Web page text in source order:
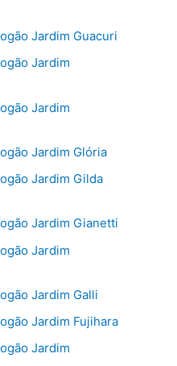
Jardim Guacuri
Jardim
Jardim
Jardim Glória
Jardim Gilda
Jardim Gianetti
Jardim
Jardim Galli
Jardim Fujihara
Jardim